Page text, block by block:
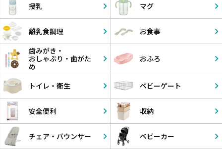
授乳 マグ
離乳食調理
お食事
歯みがき・
おしゃぶり・ 歯がた
め
おふろ
トイレ・衛生 ベビーゲート
安全便利 収納
チェア・ バウンサー ベビーカー